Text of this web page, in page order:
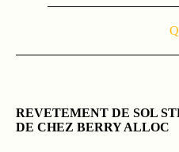
REVETEMENT DE SOL
DE CHEZ BERRY ALLOC